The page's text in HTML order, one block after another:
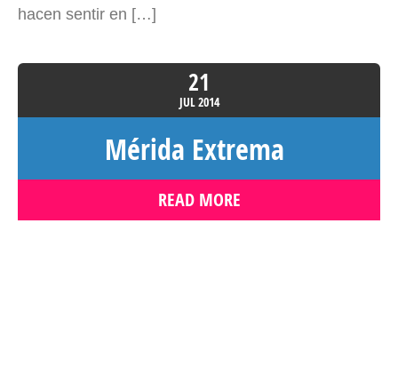
hacen sentir en […]
21
JUL2014
Mérida Extrema
READ MORE